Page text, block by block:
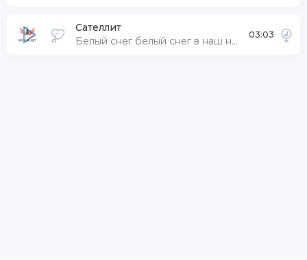
Сателлит
Белый снег белый снег в наш новый год
03:03